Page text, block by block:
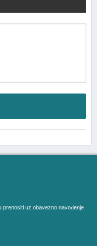
prenositi uz obavezno navođenje